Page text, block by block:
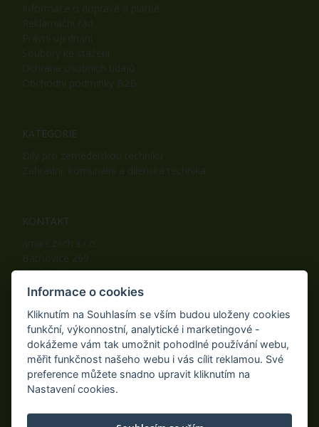
KATEGORIE
KONTAKT
542 32, Úpice
Telefon: +420 498 100 050
Fax: +420 498 100 051
E-mail:info@ama-zahrada.cz
Web:www.ama-zahrada.cz
NAJDETE NÁS TAKÉ NA:
Informace o cookies
Kliknutím na Souhlasím se vším budou uloženy cookies
funkční, výkonnostní, analytické i marketingové -
dokážeme vám tak umožnit pohodlné používání webu,
měřit funkčnost našeho webu i vás cílit reklamou. Své
preference můžete snadno upravit kliknutím na
Nastavení cookies.